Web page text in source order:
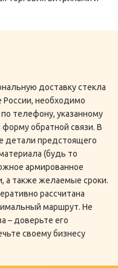
доставку стекла
России, необходимо
телефону, указанному
форму обратной связи. В
детали предстоящего
(будь то
армированное
а также желаемые сроки.
рассчитана
маршрут. Не
– доверьте его
своему бизнесу